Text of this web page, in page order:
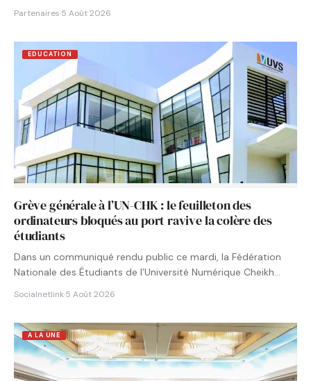
Partenaires·5 Août 2026
EDUCATION
Grève générale à l’UN-CHK : le feuilleton des
ordinateurs bloqués au port ravive la colère des
étudiants
Dans un communiqué rendu public ce mardi, la Fédération
Nationale des Étudiants de l’Université Numérique Cheikh
Socialnetlink·5 Août 2026
A LA UNE